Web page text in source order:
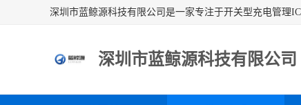
深圳市蓝鲸源科技有限公司